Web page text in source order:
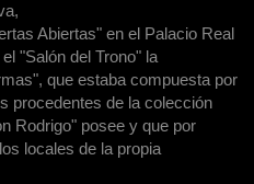
Abiertas" en el Palacio Real
"Salón del Trono" la
que estaba compuesta por
procedentes de la colección
Rodrigo" posee y que por
locales de la propia